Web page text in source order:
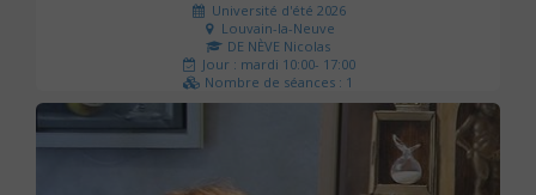
Université d'été 2026
Louvain-la-Neuve
DE NÈVE Nicolas
Jour : mardi 10:00- 17:00
Nombre de séances : 1
50 €